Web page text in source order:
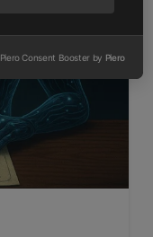
Piero Consent Booster by Piero